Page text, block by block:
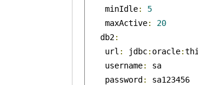
    minIdle
:
5
    maxActive
:
20
   db2
:
    url
: jdbc: oracle:
    username
:
sa
    password
:
sa123456